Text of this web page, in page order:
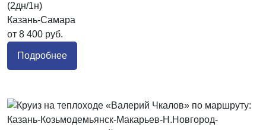
(2дн/1н)
Казань-Самара
от 8 400 руб.
Подробнее